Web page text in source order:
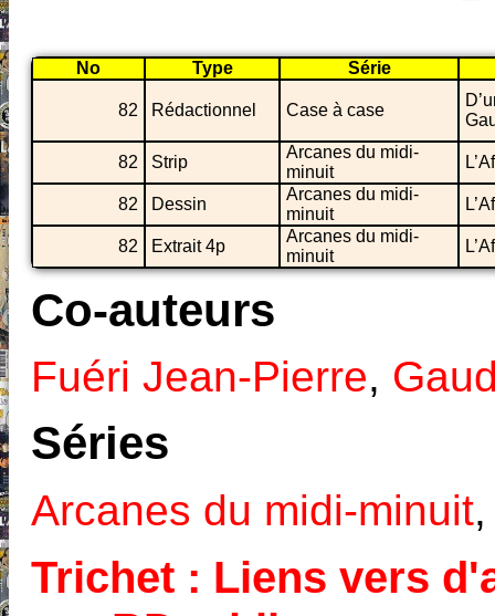
No Type Série
82 Rédactionnel Case à case
82 Strip
Arcanes du midi-
minuit
82 Dessin
Arcanes du midi-
minuit
82 Extrait 4p
Arcanes du midi-
minuit
Co-auteurs
Fuéri Jean-Pierre,
Séries
Arcanes du midi-minuit
Trichet : Liens vers